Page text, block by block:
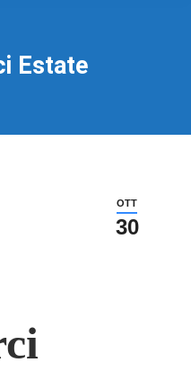
Estate
OTT
30